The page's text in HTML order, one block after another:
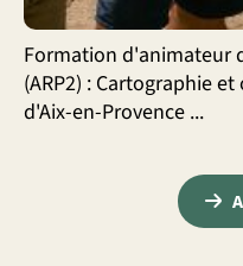
Formation d'animateur
(ARP2) : Cartographie
d'Aix-en-Provence ...